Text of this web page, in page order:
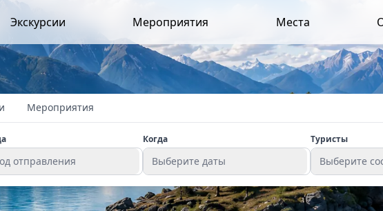
Экскурсии Мероприятия Места
Мероприятия
отправления
Когда
Выберите даты
Туристы
Выберите